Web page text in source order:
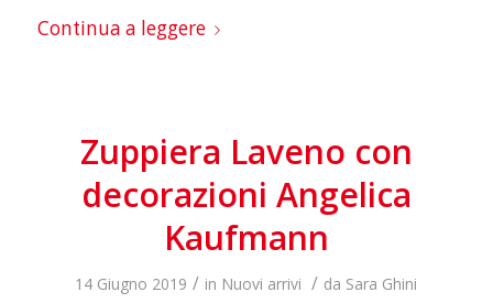
Continua a leggere
Zuppiera Laveno con
decorazioni Angelica
Kaufmann
14 Giugno 2019 / in Nuovi arrivi / da Sara Ghini